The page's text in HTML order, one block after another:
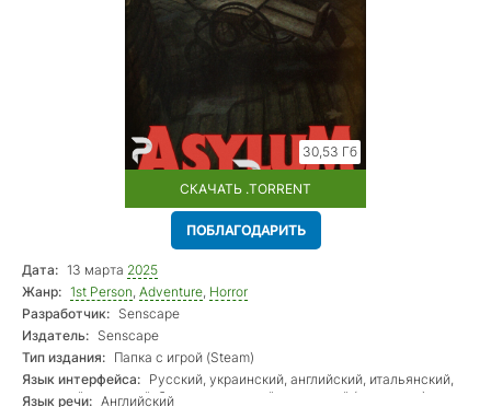
30,53 Гб
СКАЧАТЬ .TORRENT
ПОБЛАГОДАРИТЬ
Дата: 13 марта 2025
Жанр: 1st Person, Adventure, Horror
Разработчик: Senscape
Издатель: Senscape
Тип издания: Папка с игрой (Steam)
Язык интерфейса: Русский, украинский, английский, итальянский,
немецкий, польский, бр. португальский, испанский (латиноам.),
Язык речи: Английский